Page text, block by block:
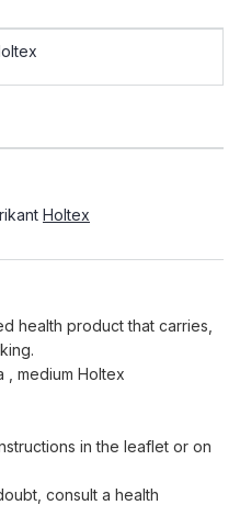
Holtex
health product that carries,
, medium Holtex
in the leaflet or on
consult a health